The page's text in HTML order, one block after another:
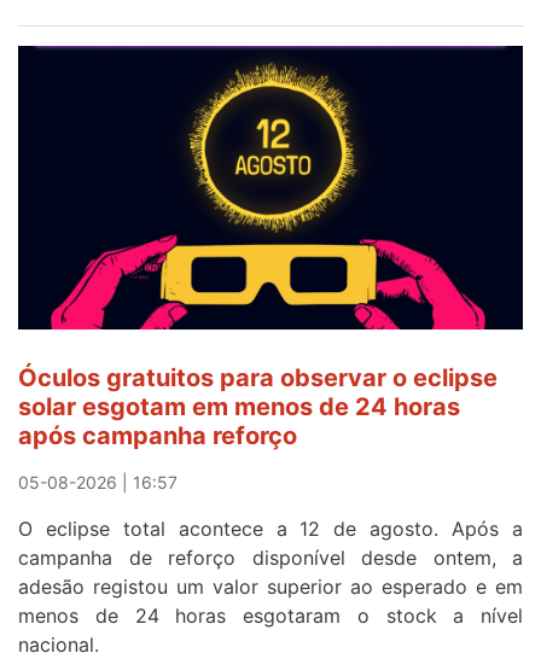
ser
o
quarto
a
a
meta
em
Sintra
primeira
etapa
da
87ª
Volta
Óculos gratuitos para observar o eclipse
solar esgotam em menos de 24 horas
após campanha reforço
05-08-2026 | 16:57
O eclipse total acontece a 12 de agosto. Após a
campanha de reforço disponível desde ontem, a
adesão registou um valor superior ao esperado e em
menos de 24 horas esgotaram o stock a nível
nacional.